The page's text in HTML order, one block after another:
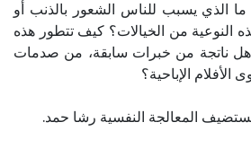
ما الذي يسبب للناس الشعور بالذنب أو
النوعية من الخيالات؟ كيف تتطور هذه
هل ناتجة من خبرات سابقة، من صدمات
الإباحية؟
المعالجة النفسية رشا حمد.